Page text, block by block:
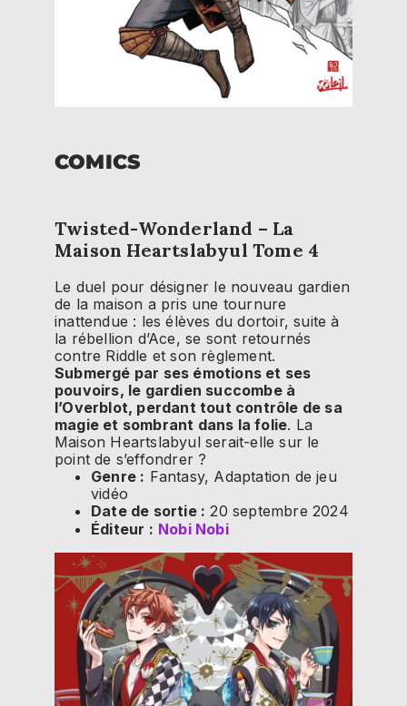
COMICS
Twisted-Wonderland – La
Maison Heartslabyul Tome 4
Le duel pour désigner le nouveau gardien
de la maison a pris une tournure
inattendue : les élèves du dortoir, suite à
la rébellion d’Ace, se sont retournés
contre Riddle et son règlement.
Submergé par ses émotions et ses
pouvoirs, le gardien succombe à
l’Overblot, perdant tout contrôle de sa
magie et sombrant dans la folie. La
Maison Heartslabyul serait-elle sur le
point de s’effondrer ?
Genre : Fantasy, Adaptation de jeu
vidéo
Date de sortie : 20 septembre 2024
Éditeur : Nobi Nobi